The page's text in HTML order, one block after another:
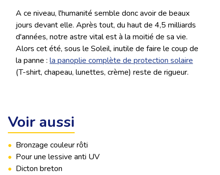
A ce niveau, l'humanité semble donc avoir de beaux
jours devant elle. Après tout, du haut de 4,5 milliards
d'années, notre astre vital est à la moitié de sa vie.
Alors cet été, sous le Soleil, inutile de faire le coup de
la panne : la panoplie complète de protection solaire
(T-shirt, chapeau, lunettes, crème) reste de rigueur.
Voir aussi
• Bronzage couleur rôti
• Pour une lessive anti UV
• Dicton breton